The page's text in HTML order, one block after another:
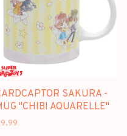
SAKURA -
"CHIBI AQUARELLE"